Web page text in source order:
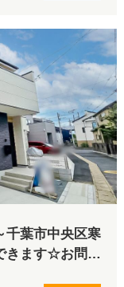
千葉市中央区寒
きます☆お問合